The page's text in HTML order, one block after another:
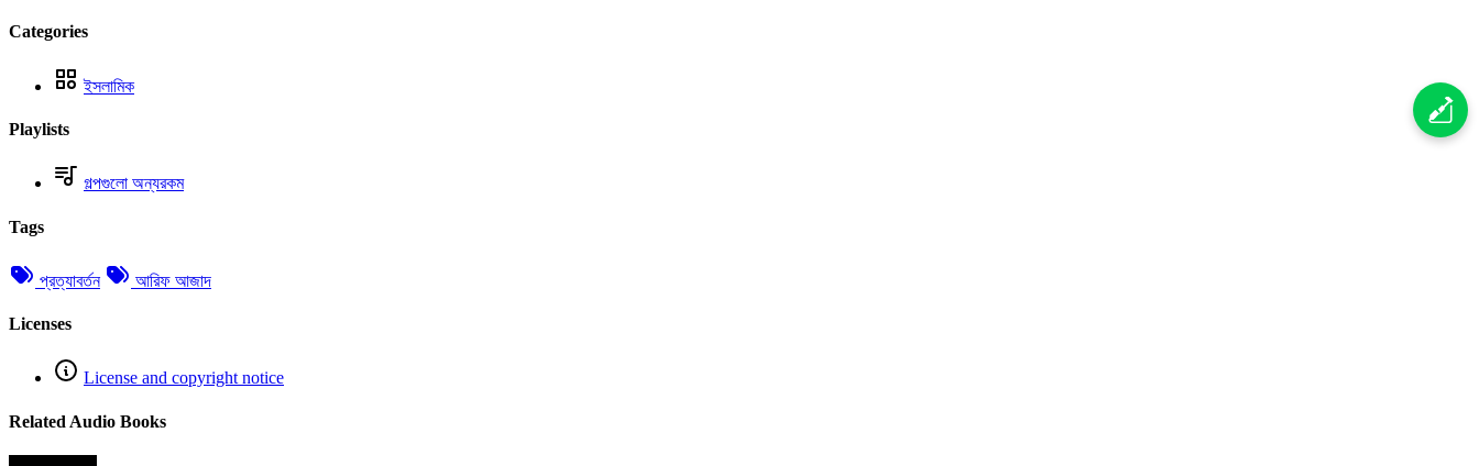
Categories
ইসলামিক
Playlists
গল্পগুলো অন্যরকম
Tags
প্রত্যাবর্তন আরিফ আজাদ
Licenses
License and copyright notice
Related Audio Books